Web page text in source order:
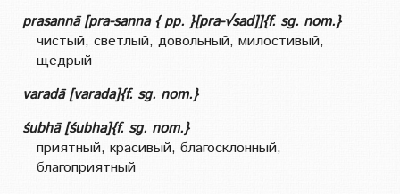
prasannā [pra-sanna { pp. }[pra-√sad]]{f. sg. nom.}
чистый, светлый, довольный, милостивый,
щедрый
varadā [varada]{f. sg. nom.}
śubhā [śubha]{f. sg. nom.}
приятный, красивый, благосклонный,
благоприятный